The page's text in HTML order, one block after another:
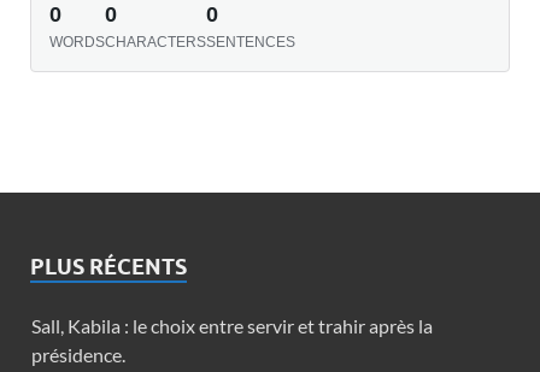
0
WORDS
0
CHARACTERS
0
SENTENCES
PLUS RÉCENTS
Sall, Kabila : le choix entre servir et trahir après la
présidence.